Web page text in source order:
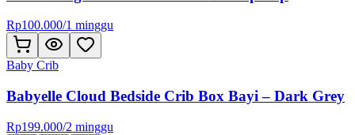
Rp100.000/1 minggu
Baby Crib
Babyelle Cloud Bedside Crib Box Bayi – Dark Grey
Rp199.000/2 minggu